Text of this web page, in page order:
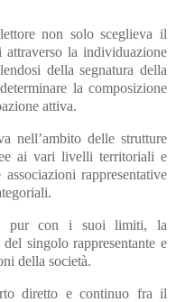
non solo sceglieva il
attraverso la individuazione
della segnatura della
la composizione
attiva.
nell’ambito delle strutture
ai vari livelli territoriali e
rappresentative
pur con i suoi limiti, la
singolo rappresentante e
della società.
diretto e continuo fra il